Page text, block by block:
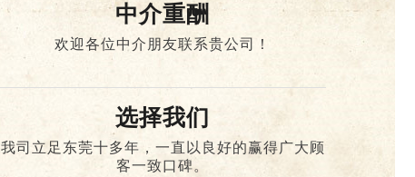
中介重酬
欢迎各位中介朋友联系贵公司！
选择我们
我司立足东莞十多年，一直以良好的赢得广大顾
客一致口碑。